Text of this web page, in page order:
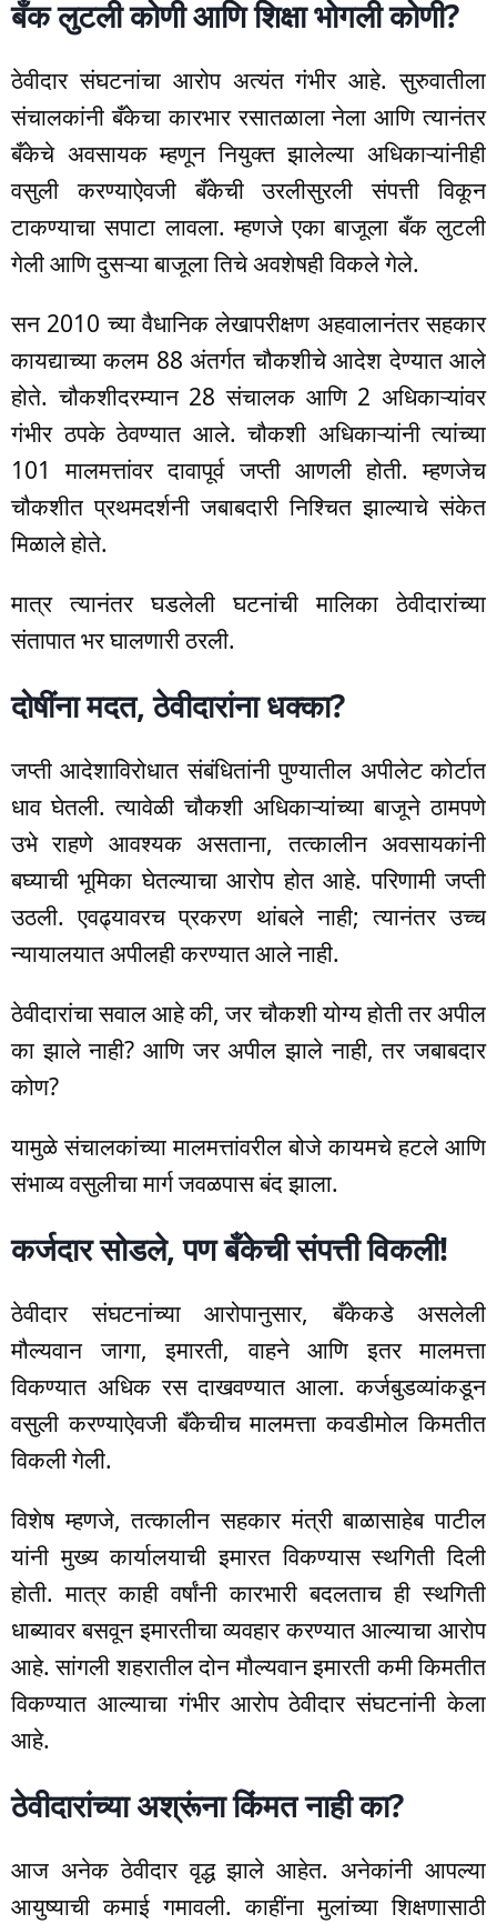
बँक लुटली कोणी आणि शिक्षा भोगली कोणी?
ठेवीदार संघटनांचा आरोप अत्यंत गंभीर आहे. सुरुवातीला
संचालकांनी बँकेचा कारभार रसातळाला नेला आणि त्यानंतर
बँकेचे अवसायक म्हणून नियुक्त झालेल्या अधिकाऱ्यांनीही
वसुली करण्याऐवजी बँकेची उरलीसुरली संपत्ती विकून
टाकण्याचा सपाटा लावला. म्हणजे एका बाजूला बँक लुटली
गेली आणि दुसऱ्या बाजूला तिचे अवशेषही विकले गेले.
सन 2010 च्या वैधानिक लेखापरीक्षण अहवालानंतर सहकार
कायद्याच्या कलम 88 अंतर्गत चौकशीचे आदेश देण्यात आले
होते. चौकशीदरम्यान 28 संचालक आणि 2 अधिकाऱ्यांवर
गंभीर ठपके ठेवण्यात आले. चौकशी अधिकाऱ्यांनी त्यांच्या
101 मालमत्तांवर दावापूर्व जप्ती आणली होती. म्हणजेच
चौकशीत प्रथमदर्शनी जबाबदारी निश्चित झाल्याचे संकेत
मिळाले होते.
मात्र त्यानंतर घडलेली घटनांची मालिका ठेवीदारांच्या
संतापात भर घालणारी ठरली.
दोषींना मदत, ठेवीदारांना धक्का?
जप्ती आदेशाविरोधात संबंधितांनी पुण्यातील अपीलेट कोर्टात
धाव घेतली. त्यावेळी चौकशी अधिकाऱ्यांच्या बाजूने ठामपणे
उभे राहणे आवश्यक असताना, तत्कालीन अवसायकांनी
बघ्याची भूमिका घेतल्याचा आरोप होत आहे. परिणामी जप्ती
उठली. एवढ्यावरच प्रकरण थांबले नाही; त्यानंतर उच्च
न्यायालयात अपीलही करण्यात आले नाही.
ठेवीदारांचा सवाल आहे की, जर चौकशी योग्य होती तर अपील
का झाले नाही? आणि जर अपील झाले नाही, तर जबाबदार
कोण?
यामुळे संचालकांच्या मालमत्तांवरील बोजे कायमचे हटले आणि
संभाव्य वसुलीचा मार्ग जवळपास बंद झाला.
कर्जदार सोडले, पण बँकेची संपत्ती विकली!
ठेवीदार संघटनांच्या आरोपानुसार, बँकेकडे असलेली
मौल्यवान जागा, इमारती, वाहने आणि इतर मालमत्ता
विकण्यात अधिक रस दाखवण्यात आला. कर्जबुडव्यांकडून
वसुली करण्याऐवजी बँकेचीच मालमत्ता कवडीमोल किमतीत
विकली गेली.
विशेष म्हणजे, तत्कालीन सहकार मंत्री बाळासाहेब पाटील
यांनी मुख्य कार्यालयाची इमारत विकण्यास स्थगिती दिली
होती. मात्र काही वर्षांनी कारभारी बदलताच ही स्थगिती
धाब्यावर बसवून इमारतीचा व्यवहार करण्यात आल्याचा आरोप
आहे. सांगली शहरातील दोन मौल्यवान इमारती कमी किमतीत
विकण्यात आल्याचा गंभीर आरोप ठेवीदार संघटनांनी केला
आहे.
ठेवीदारांच्या अश्रूंना किंमत नाही का?
आज अनेक ठेवीदार वृद्ध झाले आहेत. अनेकांनी आपल्या
आयुष्याची कमाई गमावली. काहींना मुलांच्या शिक्षणासाठी